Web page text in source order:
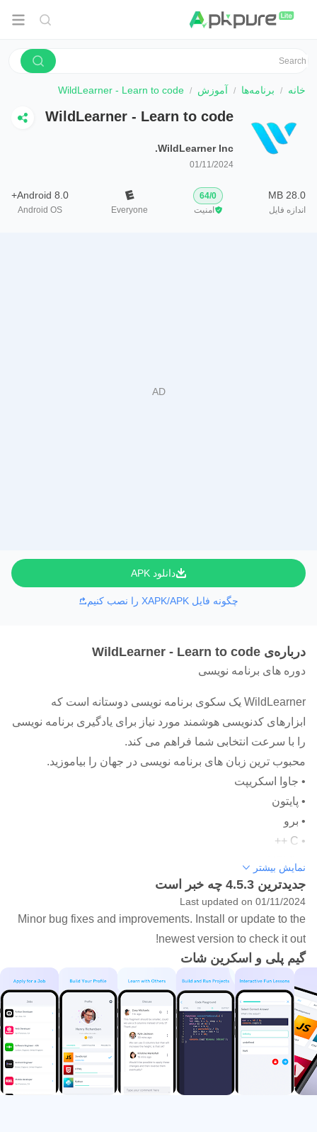
خانه برنامه‌ها آموزش WildLearner - Learn to code
WildLearner - Learn to code
WildLearner Inc.
01/11/2024
28.0 MB
اندازه فایل
0
/
64
امنیت
Everyone
Android 8.0+
Android OS
دانلود APK
چگونه فایل XAPK/APK را نصب کنیم
درباره‌ی WildLearner - Learn to code
دوره های برنامه نویسی
WildLearner یک سکوی برنامه نویسی دوستانه است که
ابزارهای کدنویسی هوشمند مورد نیاز برای یادگیری برنامه نویسی
را با سرعت انتخابی شما فراهم می کند.
محبوب ترین زبان های برنامه نویسی در جهان را بیاموزید.
• جاوا اسکریپت
• پایتون
• برو
• C ++
• CSS
• سریع
• کوتلین
• SQL
• PHP
• جاوا
• C #
و بیشتر!
کد خود را به اشتراک بگذارید بازخورد فوری دریافت کنید!
در WildLearner ، شما می توانید به کل جامعه جادوگران برنامه
نویسی دوستانه که قبلاً همان کفش های شما بودند ، دسترسی
نمایش بیشتر
جدیدترین 4.5.3 چه خبر است
Last updated on 01/11/2024
Minor bug fixes and improvements. Install or update to the
newest version to check it out!
گیم پلی و اسکرین شات